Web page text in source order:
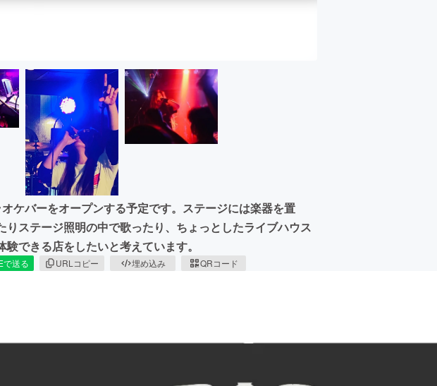
ケバーをオープンする予定です。ステージには楽器を置
りステージ照明の中で歌ったり、ちょっとしたライブハウス
できる店をしたいと考えています。
で送る URLコピー 埋め込み QRコード